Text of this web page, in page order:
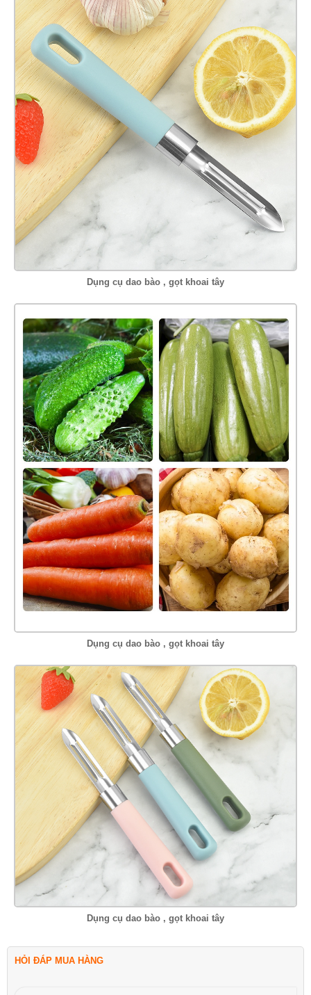
Dụng cụ dao bào , gọt khoai tây
Dụng cụ dao bào , gọt khoai tây
Dụng cụ dao bào , gọt khoai tây
HỎI ĐÁP MUA HÀNG